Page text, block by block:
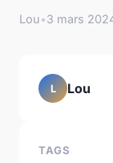
Lou•3 mars
L Lou
TAGS